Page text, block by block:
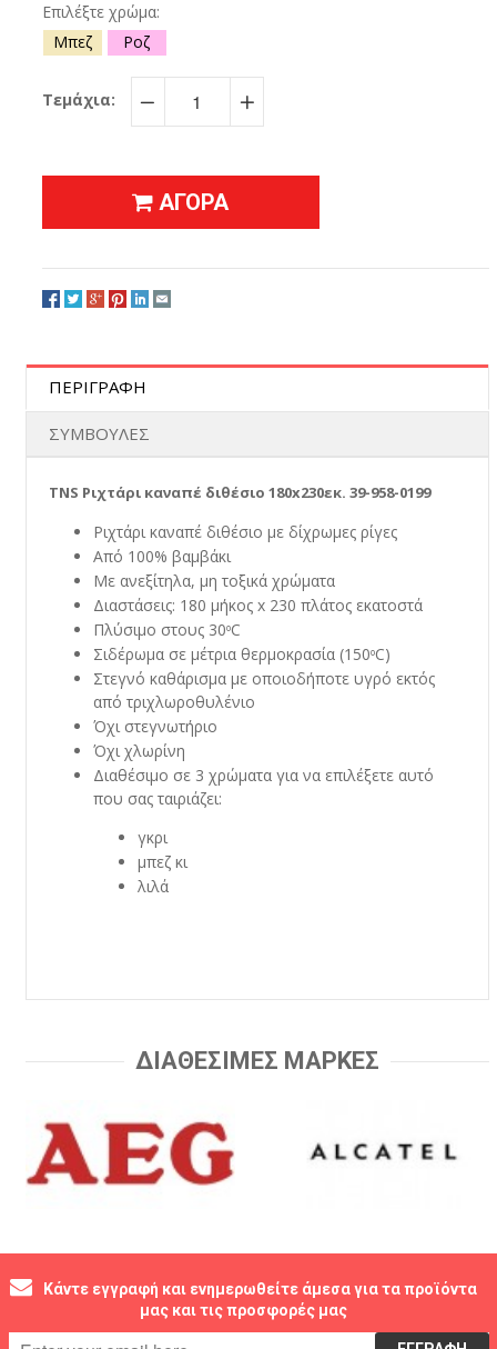
Επιλέξτε χρώμα:
Μπεζ
Ροζ
Τεμάχια:
− +
ΑΓΟΡΑ
ΠΕΡΙΓΡΑΦΗ
ΣΥΜΒΟΥΛΕΣ
TNS Ριχτάρι καναπέ διθέσιο 180x230εκ. 39-958-0199
Ριχτάρι καναπέ διθέσιο με δίχρωμες ρίγες
Από 100% βαμβάκι
Με ανεξίτηλα, μη τοξικά χρώματα
Διαστάσεις: 180 μήκος x 230 πλάτος εκατοστά
Πλύσιμο στους 30oC
Σιδέρωμα σε μέτρια θερμοκρασία (150oC)
Στεγνό καθάρισμα με οποιοδήποτε υγρό εκτός
από τριχλωροθυλένιο
Όχι στεγνωτήριο
Όχι χλωρίνη
Διαθέσιμο σε 3 χρώματα για να επιλέξετε αυτό
που σας ταιριάζει:
γκρι
μπεζ κι
λιλά
ΔΙΑΘΕΣΙΜΕΣ ΜΑΡΚΕΣ
Κάντε εγγραφή και ενημερωθείτε άμεσα για τα προϊόντα
μας και τις προσφορές μας